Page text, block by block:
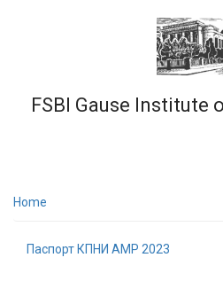
FSBI Gause Institute
Home
Паспорт КПНИ АМР 2023